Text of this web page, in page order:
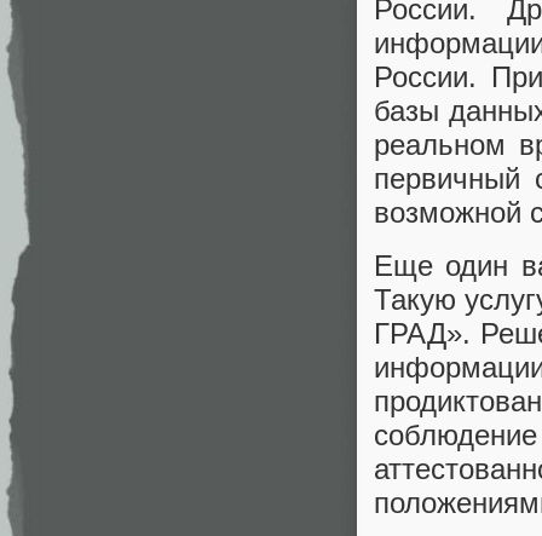
России.
России.
базы
реальном
первичный
возможной
Еще один
Такую
ГРАД».